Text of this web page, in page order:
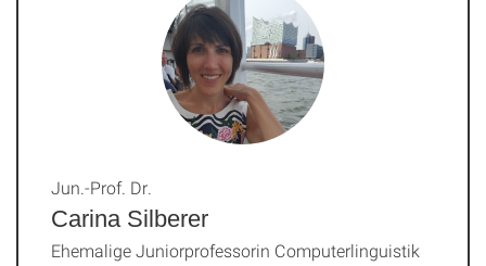
Carina Silberer
Jun.-Prof. Dr.
Ehemalige Juniorprofessorin Computerlinguistik